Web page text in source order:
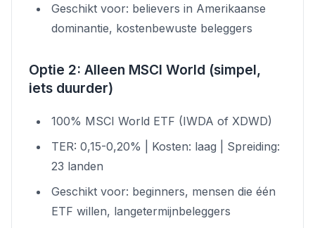
Geschikt voor: believers in Amerikaanse
dominantie, kostenbewuste beleggers
Optie 2: Alleen MSCI World (simpel,
iets duurder)
100% MSCI World ETF (IWDA of XDWD)
TER: 0,15-0,20% | Kosten: laag | Spreiding:
23 landen
Geschikt voor: beginners, mensen die één
ETF willen, langetermijnbeleggers